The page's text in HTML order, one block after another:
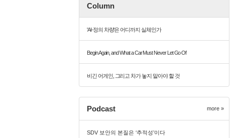
Column
'AI-정의 차량'은 어디까지 실체인가
Begin Again, and What a Car Must Never Let Go Of
비긴 어게인, 그리고 차가 놓지 말아야 할 것
Podcast more »
SDV 보안의 본질은 ‘추적성’이다